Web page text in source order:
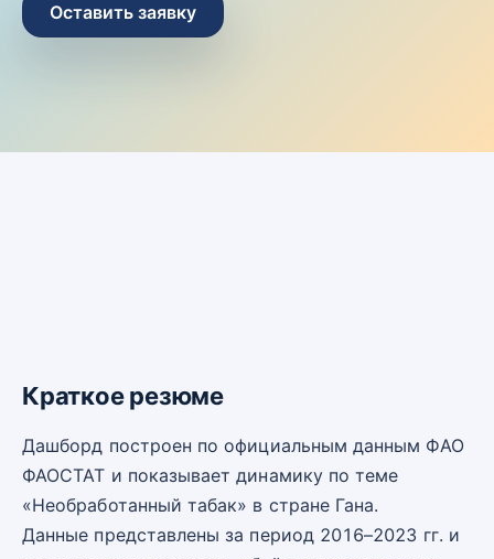
Оставить заявку
Краткое резюме
Дашборд построен по официальным данным ФАО
ФАОСТАТ и показывает динамику по теме
«Необработанный табак» в стране Гана.
Данные представлены за период 2016–2023 гг. и